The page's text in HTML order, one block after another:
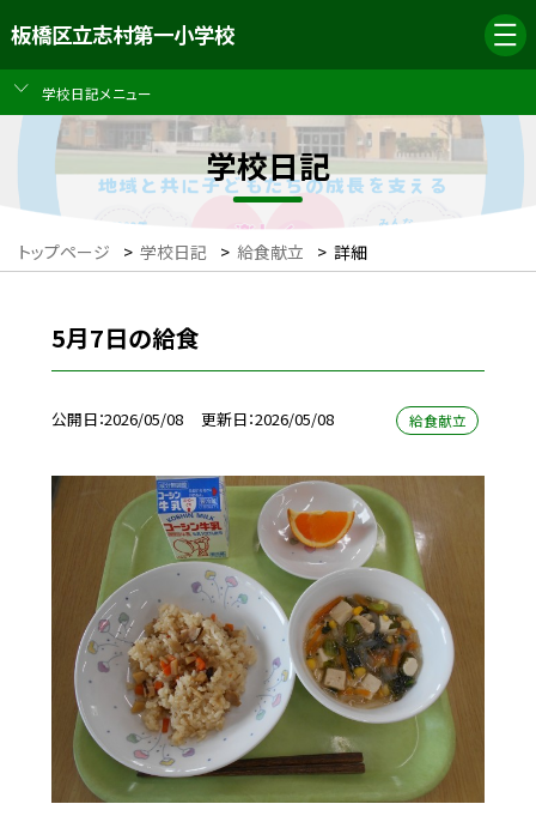
板橋区立志村第一小学校
学校日記メニュー
学校日記
トップページ > 学校日記 > 給食献立 > 詳細
5月7日の給食
公開日 2026/05/08 更新日 2026/05/08 給食献立